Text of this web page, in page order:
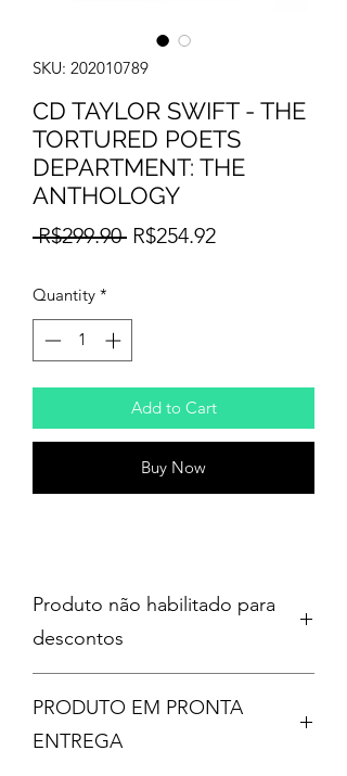
SKU: 202010789
CD TAYLOR SWIFT - THE
TORTURED POETS
DEPARTMENT: THE
ANTHOLOGY
R$299.90 Regular
R$254.92Sale
Quantity *
Add to Cart
Buy Now
Produto não habilitado para
descontos
PRODUTO EM PRONTA
ENTREGA